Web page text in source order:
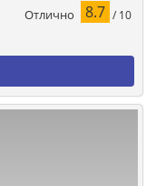
Отлично 8.7 / 10